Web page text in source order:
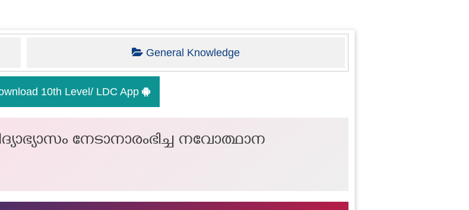
General Knowledge
10th Level/ LDC App
നേടാനാരംഭിച്ച നവോത്ഥാന